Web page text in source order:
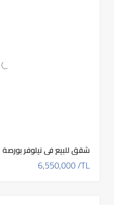
شقق للبيع في نيلوفر بورصة 2027
6,550,000 /TL